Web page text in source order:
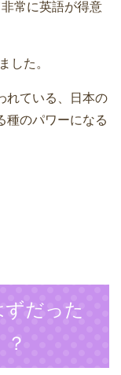
常に英語が得意
した。
れている、日本の
種のパワーになる
だった